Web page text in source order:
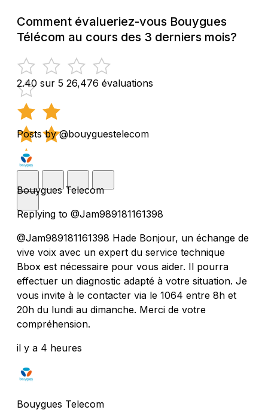
Comment évalueriez-vous Bouygues
Télécom au cours des 3 derniers mois?
2.40 sur 5 26,476 évaluations
Posts by @bouyguestelecom
Bouygues Telecom
Replying to @Jam989181161398
@Jam989181161398 Hade Bonjour, un échange de
vive voix avec un expert du service technique
Bbox est nécessaire pour vous aider. Il pourra
effectuer un diagnostic adapté à votre situation. Je
vous invite à le contacter via le 1064 entre 8h et
20h du lundi au dimanche. Merci de votre
compréhension.
il y a 4 heures
Bouygues Telecom